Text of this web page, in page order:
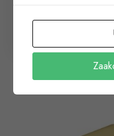
Wkład zamka 35/